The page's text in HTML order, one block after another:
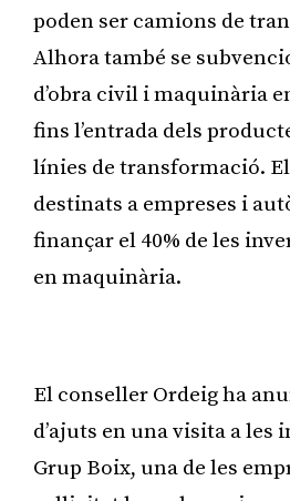
poden ser camions de
Alhora també se
d’obra civil i maquinària
fins l’entrada dels
línies de transformació.
destinats a empreses i
finançar el 40% de les
en maquinària.
El conseller Ordeig ha
d’ajuts en una visita a les
Grup Boix, una de les